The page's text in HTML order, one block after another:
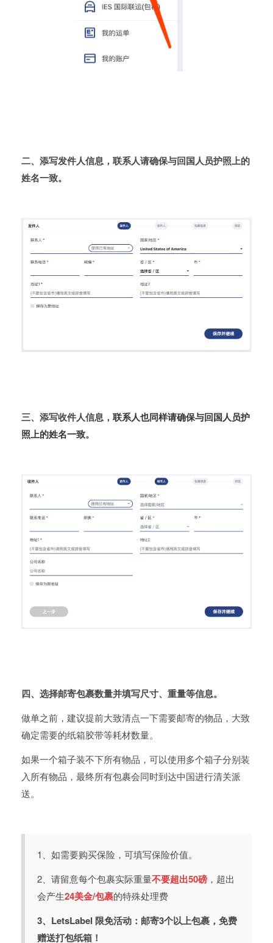
二、添写发件人信息，联系人请确保与回国人员护照上的
姓名一致。
三、添写收件人信息， 联系人也同样请确保与回国人员护
照上的姓名一致。
四、选择邮寄包裹数量并填写尺寸、重量等信息。
做单之前，建议提前大致清点一下需要邮寄的物品，大致
确定需要的纸箱胶带等耗材数量。
如果一个箱子装不下所有物品，可以使用多个箱子分别装
入所有物品，最终所有包裹会同时到达中国进行清关派
送。
1、如需要购买保险，可填写保险价值。
2、请留意每个包裹实际重量不要超出50磅 ，超出
会产生24美金/包裹的特殊处理费
3、LetsLabel 限免活动：邮寄3个以上包裹，免费
赠送打包纸箱！